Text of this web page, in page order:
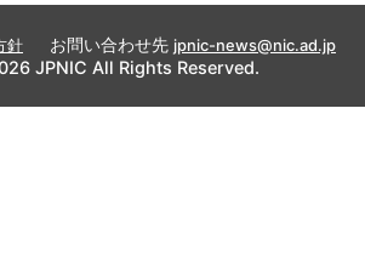
針 お問い合わせ先 jpnic-news@nic.ad.jp
JPNIC All Rights Reserved.